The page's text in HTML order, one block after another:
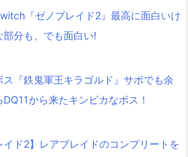
『ゼノブレイド2』最高に面白いけ
部分も、でも面白い!
ス『鉄鬼軍王キラゴルド』サポでも余
から来たキンピカなボス！
イド2】レアブレイドのコンプリートを